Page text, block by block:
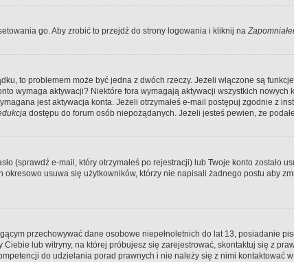
go. Aby zrobić to przejdź do strony logowania i kliknij na
to problemem może być jedna z dwóch rzeczy. Jeżeli włączone są
wymaga aktywacji? Niektóre fora wymagają aktywacji wszystkich
jest aktywacja konta. Jeżeli otrzymałeś e-mail postępuj zgodnie z
dostępu do forum osób niepożądanych. Jeżeli jesteś pewien, że
(sprawdź e-mail, który otrzymałeś po rejestracji) lub Twoje konto zostało
usuwa się użytkowników, którzy nie napisali żadnego postu aby
przechowywać dane osobowe niepełnoletnich do lat 13, posiadanie
lub witryny, na której próbujesz się zarejestrować, skontaktuj się z
do udzielania porad prawnych i nie należy się z nimi kontaktować